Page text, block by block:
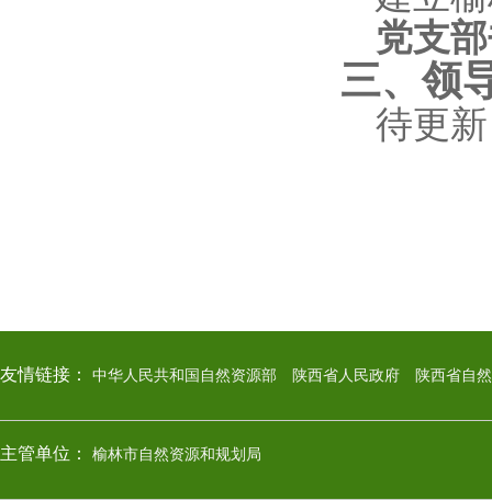
党支
三、领
待更新
友情链接： 中华人民共和国自然资源部 陕西省人民政府 陕西省自
主管单位： 榆林市自然资源和规划局